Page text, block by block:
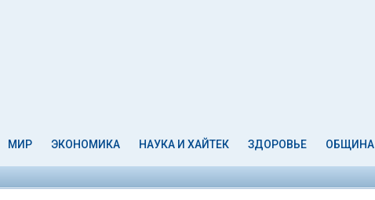
МИР ЭКОНОМИКА НАУКА И ХАЙТЕК ЗДОРОВЬЕ ОБЩИНА